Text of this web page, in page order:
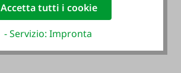
Accetta tutti i cookie
- Servizio: Impronta